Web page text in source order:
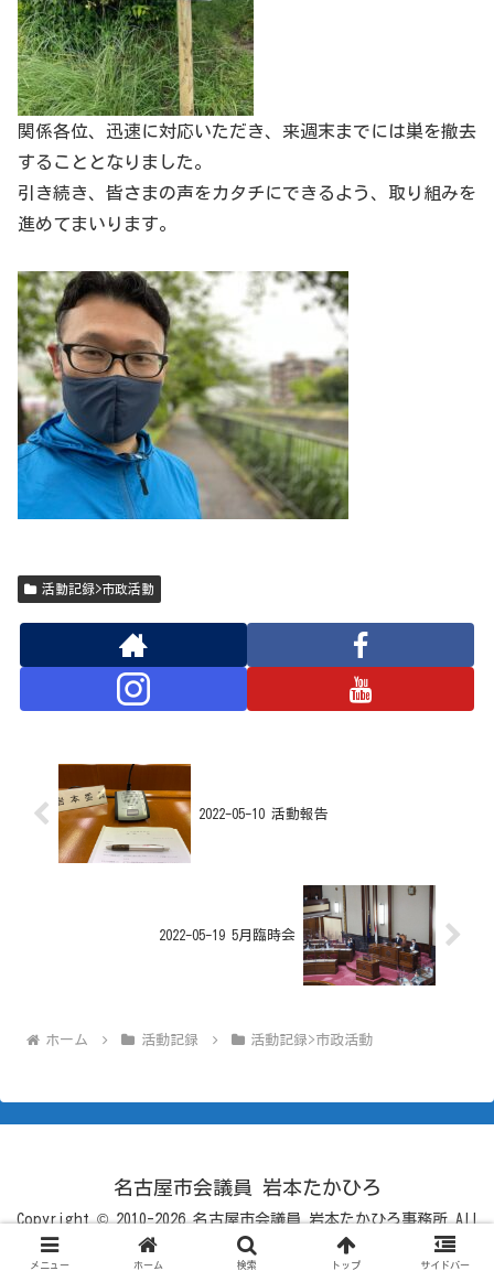
関係各位、迅速に対応いただき、来週末までには巣を撤去
することとなりました。
引き続き、皆さまの声をカタチにできるよう、取り組みを
進めてまいります。
活動記録>市政活動
2022-05-10 活動報告
2022-05-19 5月臨時会
ホーム 活動記録 活動記録>市政活動
名古屋市会議員 岩本たかひろ
Copyright © 2010-2026 名古屋市会議員 岩本たかひろ事務所 All
Rights Reserved.
メニュー ホーム 検索 トップ サイドバー